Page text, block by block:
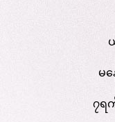
မ
၇ရ